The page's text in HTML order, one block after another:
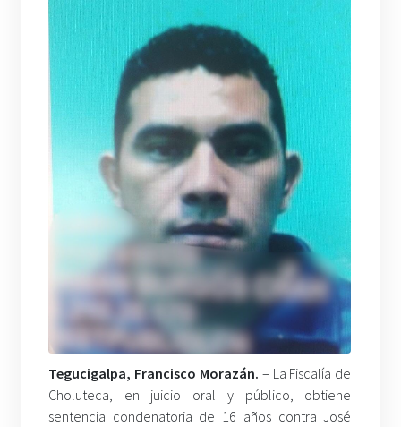
Tegucigalpa, Francisco Morazán. – La Fiscalía de
Choluteca, en juicio oral y público, obtiene
sentencia condenatoria de 16 años contra José